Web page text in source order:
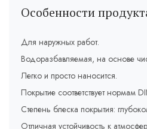
Особенности
Для наружных работ.
Водоразбавляемая, на основе
Легко и просто наносится.
Покрытие соответствует нормам
Степень блеска покрытия:
Отличная устойчивость к